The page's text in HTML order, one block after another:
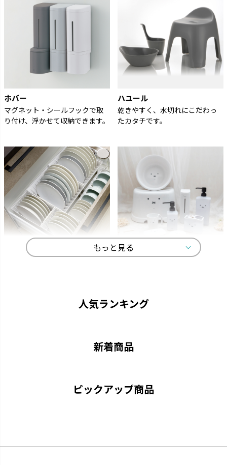
ホバー
マグネット・シールフックで取
り付け、浮かせて収納できます。
ハユール
乾きやすく、水切れにこだわっ
たカタチです。
ケアアイテムです。
いやすさを実現しました。
もっと見る
人気ランキング
新着商品
ピックアップ商品